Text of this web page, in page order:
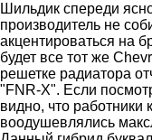
Шильдик спереди
производитель не
акцентироваться на
будет все тот же
решетке радиатора
"FNR-X". Если
видно, что работники
воодушевлялись